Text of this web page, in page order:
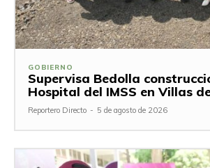
GOBIERNO
Supervisa Bedolla
Hospital del IMSS en Villas
Reportero Directo - 5 de agosto de 2026